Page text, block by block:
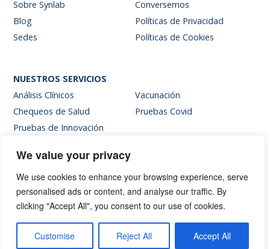
We value your privacy
We use cookies to enhance your browsing experience, serve
personalised ads or content, and analyse our traffic. By
clicking "Accept All", you consent to our use of cookies.
Customise Reject All Accept All
Sobre Synlab
Blog
Sedes
Conversemos
Políticas de Privacidad
Políticas de Cookies
NUESTROS SERVICIOS
Análisis Clínicos
Chequeos de Salud
Pruebas de Innovación
Vacunación
Pruebas Covid
Web de resultados
Hablemos